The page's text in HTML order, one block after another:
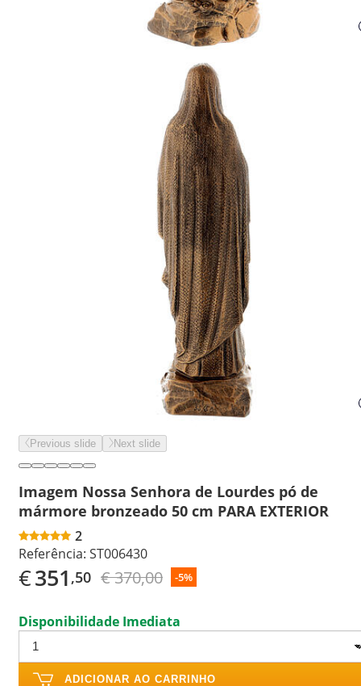
Previous slide Next slide
Imagem Nossa Senhora de Lourdes pó de
mármore bronzeado 50 cm PARA EXTERIOR
2
Referência: ST006430
€351 ,50 € 370,00 -5%
Disponibilidade Imediata
ADICIONAR AO CARRINHO